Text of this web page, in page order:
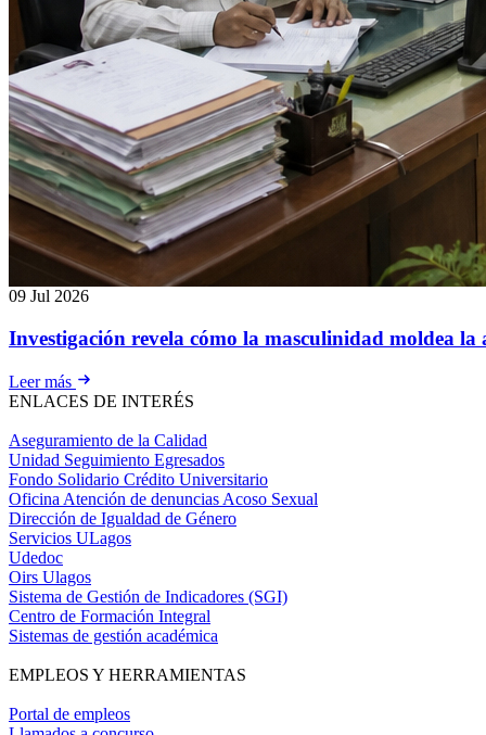
09 Jul 2026
Investigación revela cómo la masculinidad moldea
Leer más
ENLACES DE INTERÉS
Aseguramiento de la Calidad
Unidad Seguimiento Egresados
Fondo Solidario Crédito Universitario
Oficina Atención de denuncias Acoso Sexual
Dirección de Igualdad de Género
Servicios ULagos
Udedoc
Oirs Ulagos
Sistema de Gestión de Indicadores (SGI)
Centro de Formación Integral
Sistemas de gestión académica
EMPLEOS Y HERRAMIENTAS
Portal de empleos